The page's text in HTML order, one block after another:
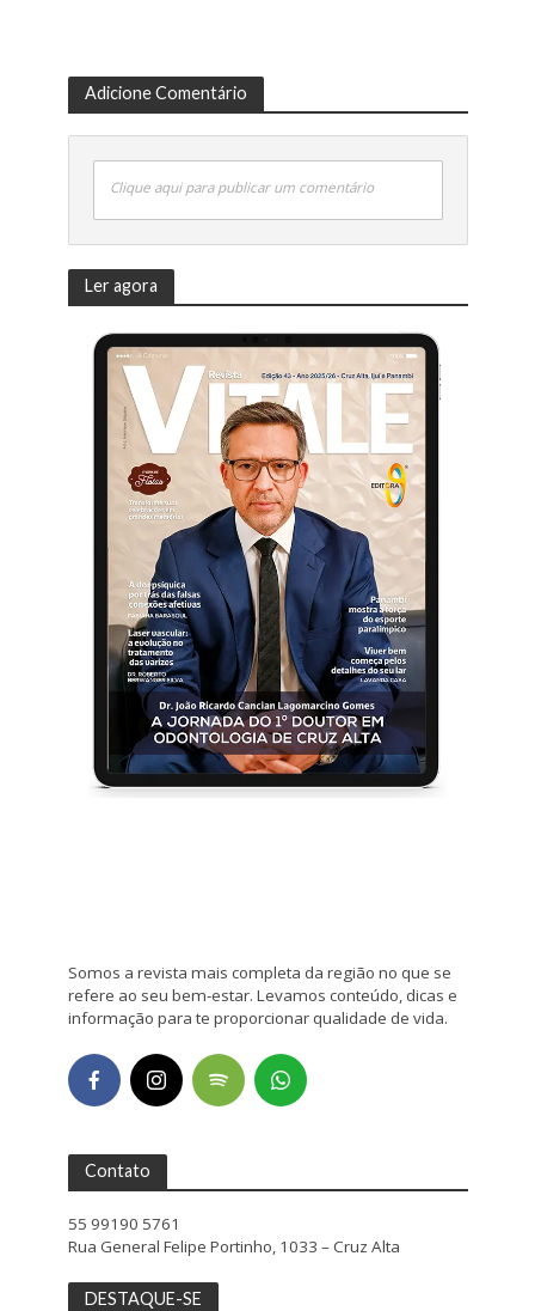
Adicione Comentário
Clique aqui para publicar um comentário
Ler agora
Somos a revista mais completa da região no que se
refere ao seu bem-estar. Levamos conteúdo, dicas e
informação para te proporcionar qualidade de vida.
Contato
55 99190 5761
Rua General Felipe Portinho, 1033 – Cruz Alta
DESTAQUE-SE